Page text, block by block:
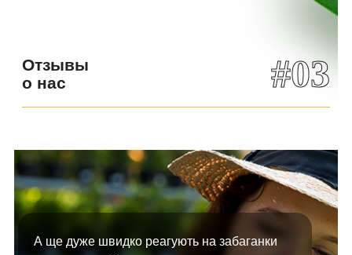
Отзывы
о нас
#03
А ще дуже швидко реагують на забаганки